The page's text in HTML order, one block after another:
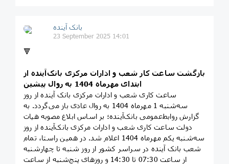
بانک آینده
23 September 2025 14:01
🔻
بازگشت ساعت کار شعب و ادارات مرکزی بانک‌آینده از
ابتدای مهرماه 1404 به روال پیشین
ساعت کاری شعب و ادارات مرکزی بانک آینده از روز
سه‌شنبه 1 مهرماه 1404 به روال عادی باز می‌گردد. به‌
گزارش روابط‌عمومی بانک‌آینده؛ بر اساس ابلاغ مصوبه هیات
دولت ساعت کاری شعب و ادارات مرکزی بانک‌آینده از روز
سه‌شنبه یکم مهرماه 1404 اعلام شد. در همین راستا، تمام
شعب بانک آینده در سراسر کشور از روز شنبه تا چهارشنبه
از ساعت 07:30 تا 14:30 و روزهای پنج‌شنبه از ساعت